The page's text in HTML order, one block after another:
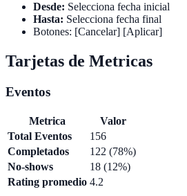
Desde: Selecciona fecha inicial
Hasta: Selecciona fecha final
Botones: [Cancelar] [Aplicar]
Tarjetas de Metricas
Eventos
Metrica
Valor
Total Eventos
156
Completados
122 (78%)
No-shows
18 (12%)
Rating promedio 4.2